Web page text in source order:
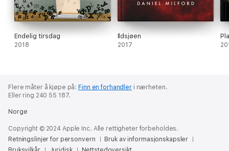
Endelig tirsdag
2018
Ildsjøen
2017
Flere måter å kjøpe på:Finn en forhandleri nærheten.
Eller ring 240 55 187.
Norge
Copyright © 2024 Apple Inc. Alle rettigheter forbeholdes.
Retningslinjer for personvern
Bruk av informasjonskapsler